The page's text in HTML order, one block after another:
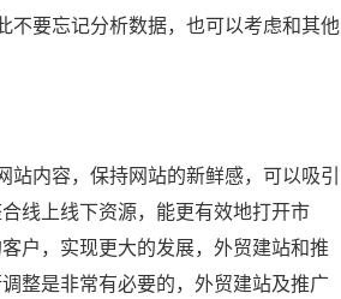
要忘记分析数据，也可以考虑和其他
内容，保持网站的新鲜感，可以吸引
线上线下资源，能更有效地打开市
户，实现更大的发展，外贸建站和推
整是非常有必要的，外贸建站及推广